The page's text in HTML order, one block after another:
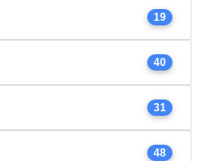
19
40
31
48